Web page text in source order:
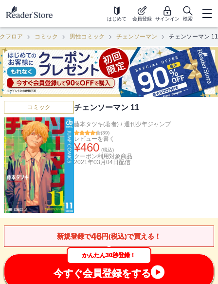
はじめて 会員登録 サインイン 検索
フロア コミック 男性コミック チェンソーマン チェンソーマン 11
コミック チェンソーマン 11
藤本タツキ(著者) / 週刊少年ジャンプ
(39)
レビューを書く
¥460 (税込)
クーポン利用対象商品
2021年03月04日 配信
新規登録で46円(税込)で買える！
かんたん30秒登録！
今すぐ会員登録をする